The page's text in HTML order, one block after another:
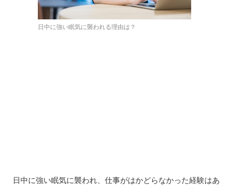
日中に強い眠気に襲われる理由は？
日中に強い眠気に襲われ、仕事がはかどらなかった経験はあ